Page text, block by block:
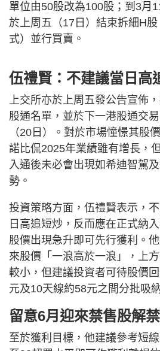
單位由50股改為100股；到3月
於上周五（17日）結束拆細H
式）並行買賣。
伍禮賢：不建議當日高
上交所亦於上周五發公告宣佈
股通名單，並於下一港股通交
（20日）。對於市場憧憬其股
諾比侃2025年業績雖有增長，
入通後未必會出現如希迪智駕
勢。
投資策略方面，伍禮賢表示，
日高追短炒，反而應在正式納
股價出現急升即可先行獲利。
來股價「一浪高於一浪」，上
較小，但建議投資者可待股價
元及10天線約58元之間分批吸
留意6月迎來禁售股解
至於獲利目標，他建議參考短